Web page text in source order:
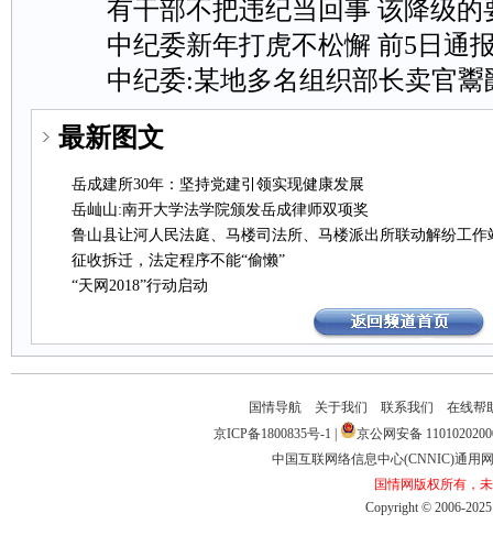
有干部不把违纪当回事该降级的
中纪委新年打虎不松懈前5日通
中纪委:某地多名组织部长卖官
最新图文
岳成建所30年：坚持党建引领实现健康发展
岳屾山:南开大学法学院颁发岳成律师双项奖
鲁山县让河人民法庭、马楼司法所、马楼派出所联动解纷工作
征收拆迁，法定程序不能“偷懒”
“天网2018”行动启动
国情导航 关于我们 联系我们
在线帮
京ICP备1800835号-1
京公网安备
中国互联网络信息中心(CNNIC)通用
国情网版权所有，
Copyright©2006-